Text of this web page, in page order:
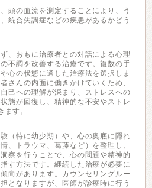
頭の血流を測定することにより、う
統合失調症などの疾患があるかどう
、おもに治療者との対話による心理
不調を改善する治療です。複数の手
心の状態に適した治療法を選択しま
さんの内面に働きかけていくため、
己への理解が深まり、ストレスへの
態が回復し、精神的な不安やストレ
ます。
（特に幼少期）や、心の奥底に隠れ
、トラウマ、葛藤など）を整理し、
察を行うことで、心の問題や精神的
す方法です。継続した治療が必要に
向があります。カウンセリングルー
となりますが、医師が診療時に行う